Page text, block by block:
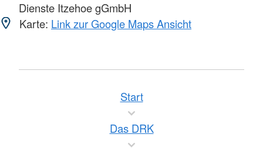
Dienste Itzehoe gGmbH
Karte: Link zur Google Maps Ansicht
Start
Das DRK